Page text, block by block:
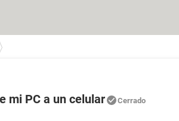
mi PC a un celular Cerrado